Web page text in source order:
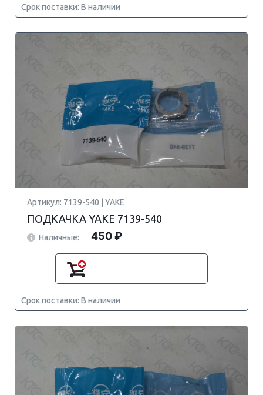
Срок поставки: В наличии
Артикул: 7139-540 | YAKE
ПОДКАЧКА YAKE 7139-540
Наличные: 450 ₽
Срок поставки: В наличии